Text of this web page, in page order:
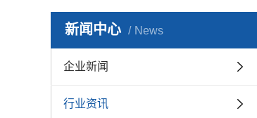
新闻中心 News
企业新闻
行业资讯